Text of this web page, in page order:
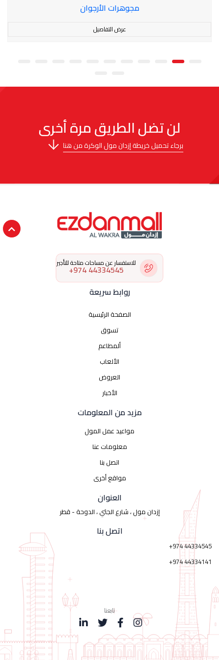
مجوهرات الأرجوان
عرض التفاصيل
لن تضل الطريق مرة أخرى
برجاء تحميل خريطة إزدان مول الوكرة من هنا
للاستفسار عن مساحات متاحة للتأجير
44334545 974+
روابط سريعة
الصفحة الرئيسية
تسوق
ألمطاعم
الألعاب
العروض
الأخبار
مزيد من المعلومات
مواعيد عمل المول
معلومات عنا
اتصل بنا
مواقع أخرى
العنوان
إزدان مول ، شارع الجثي ، الدوحة - قطر
اتصل بنا
+974 44334545
+974 44334141
تابعنا